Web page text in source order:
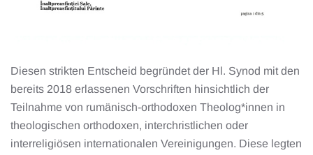
Diesen strikten Entscheid begründet der Hl. Synod mit den
bereits 2018 erlassenen Vorschriften hinsichtlich der
Teilnahme von rumänisch-orthodoxen Theolog*innen in
theologischen orthodoxen, interchristlichen oder
interreligiösen internationalen Vereinigungen. Diese legten